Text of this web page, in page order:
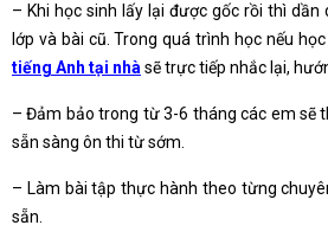
– Khi học sinh lấy lại được gốc rồi thì
lớp và bài cũ. Trong quá trình học nếu
tiếng Anh tại nhà sẽ trực tiếp nhắc lại,
– Đảm bảo trong từ 3-6 tháng các em sẽ
sẵn sàng ôn thi từ sớm.
– Làm bài tập thực hành theo từng
sẵn.